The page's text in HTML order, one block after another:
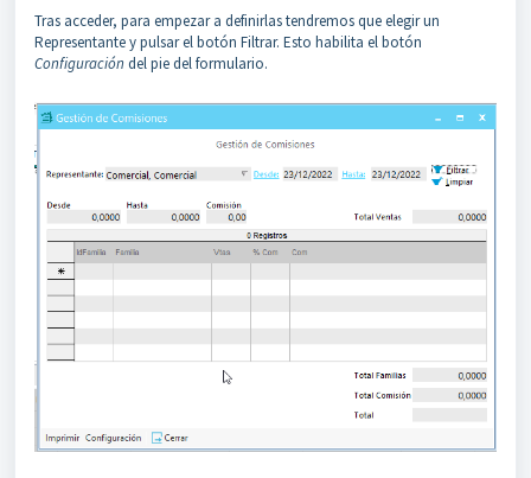
Tras acceder, para empezar a definirlas tendremos que elegir un
Representante y pulsar el botón Filtrar. Esto habilita el botón
Configuración del pie del formulario.